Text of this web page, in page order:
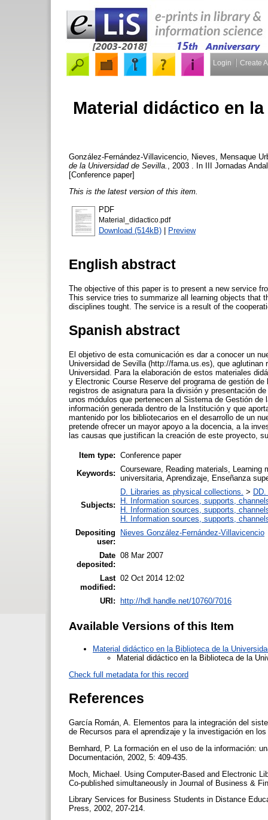
Login Create
Material didáctico en
González-Fernández-Villavicencio, Nieves
Mensaque
de la Universidad de Sevilla.
, 2003 . In III Jornadas
[Conference paper]
This is the latest version of this item.
PDF
Material_didactico.pdf
Download (514kB) Preview
English abstract
The objective of this paper is to present a new service
This service tries to summarize all learning objects that
disciplines tought. The service is a result of the
Spanish abstract
El objetivo de esta comunicación es dar a conocer un
Universidad de Sevilla (http://fama.us.es), que
Universidad. Para la elaboración de estos materiales
y Electronic Course Reserve del programa de gestión
registros de asignatura para la división y presentación
unos módulos que pertenecen al Sistema de Gestión
información generada dentro de la Institución y que
mantenido por los bibliotecarios en el desarrollo de un
pretende ofrecer un mayor apoyo a la docencia, a la
las causas que justifican la creación de este proyecto,
Item type: Conference paper
Keywords: Courseware, Reading materials,
universitaria, Aprendizaje, Enseñanza
Subjects:
D. Libraries as physical collections. >
H. Information sources, supports,
H. Information sources, supports,
H. Information sources, supports,
Depositing
user:
Nieves González-Fernández-Villavicencio
Date
deposited:
08 Mar 2007
Last
modified:
02 Oct 2014 12:02
URI: http://hdl.handle.net/10760/7016
Available Versions of this Item
Material didáctico en la Biblioteca de la
Material didáctico en la Biblioteca de la
Check full metadata for this record
References
García Román, A. Elementos para la integración del
de Recursos para el aprendizaje y la investigación en
Bernhard, P. La formación en el uso de la información:
Documentación, 2002, 5: 409-435.
Moch, Michael. Using Computer-Based and Electronic
Co-published simultaneously in Journal of Business &
Library Services for Business Students in Distance
Press, 2002, 207-214.